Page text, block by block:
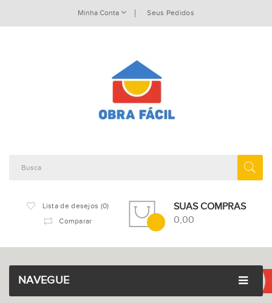
Minha Conta Seus Pedidos
Lista de desejos (0)
Comparar
SUAS COMPRAS
0,00
NAVEGUE